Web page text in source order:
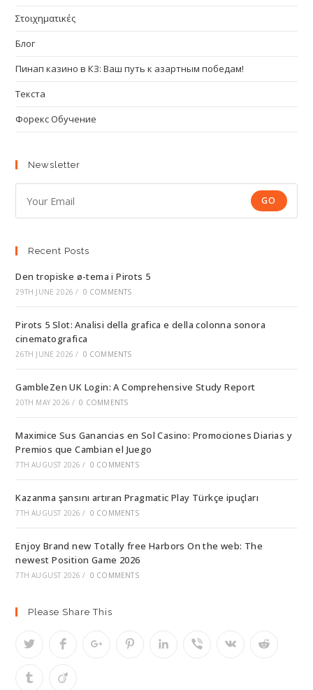
Στοιχηματικές
Блог
Пинап казино в КЗ: Ваш путь к азартным победам!
Текста
Форекс Обучение
Newsletter
GO
Recent Posts
Den tropiske ø-tema i Pirots 5
29TH JUNE 2026 / 0 COMMENTS
Pirots 5 Slot: Analisi della grafica e della colonna sonora
cinematografica
26TH JUNE 2026 / 0 COMMENTS
GambleZen UK Login: A Comprehensive Study Report
20TH MAY 2026 / 0 COMMENTS
Maximice Sus Ganancias en Sol Casino: Promociones Diarias y
Premios que Cambian el Juego
7TH AUGUST 2026 / 0 COMMENTS
Kazanma şansını artıran Pragmatic Play Türkçe ipuçları
7TH AUGUST 2026 / 0 COMMENTS
Enjoy Brand new Totally free Harbors On the web: The
newest Position Game 2026
7TH AUGUST 2026 / 0 COMMENTS
Please Share This